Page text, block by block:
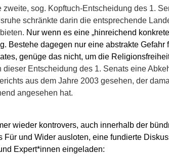
zweite, sog. Kopftuch-Entscheidung des 1.
schränkte darin die entsprechende
Nur wenn es eine „hinreichend
Bestehe dagegen nur eine abstrakte Gefahr
genüge das nicht, um die
dieser Entscheidung des 1. Senats eine
aus dem Jahre 2003 gesehen, der
angesehen hat.
wieder kontrovers, auch innerhalb der
Für und Wider ausloten, eine fundierte
Expert*innen eingeladen: